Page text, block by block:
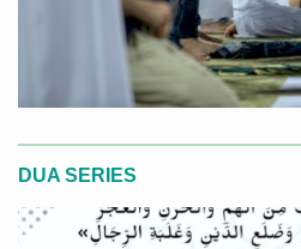
DUA SERIES